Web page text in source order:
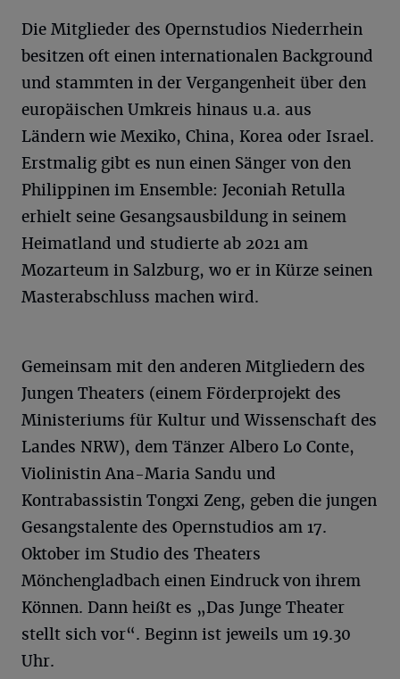
Die Mitglieder des Opernstudios Niederrhein
besitzen oft einen internationalen Background
und stammten in der Vergangenheit über den
europäischen Umkreis hinaus u.a. aus
Ländern wie Mexiko, China, Korea oder Israel.
Erstmalig gibt es nun einen Sänger von den
Philippinen im Ensemble: Jeconiah Retulla
erhielt seine Gesangsausbildung in seinem
Heimatland und studierte ab 2021 am
Mozarteum in Salzburg, wo er in Kürze seinen
Masterabschluss machen wird.
Gemeinsam mit den anderen Mitgliedern des
Jungen Theaters (einem Förderprojekt des
Ministeriums für Kultur und Wissenschaft des
Landes NRW), dem Tänzer Albero Lo Conte,
Violinistin Ana-Maria Sandu und
Kontrabassistin Tongxi Zeng, geben die jungen
Gesangstalente des Opernstudios am 17.
Oktober im Studio des Theaters
Mönchengladbach einen Eindruck von ihrem
Können. Dann heißt es „Das Junge Theater
stellt sich vor“. Beginn ist jeweils um 19.30
Uhr.